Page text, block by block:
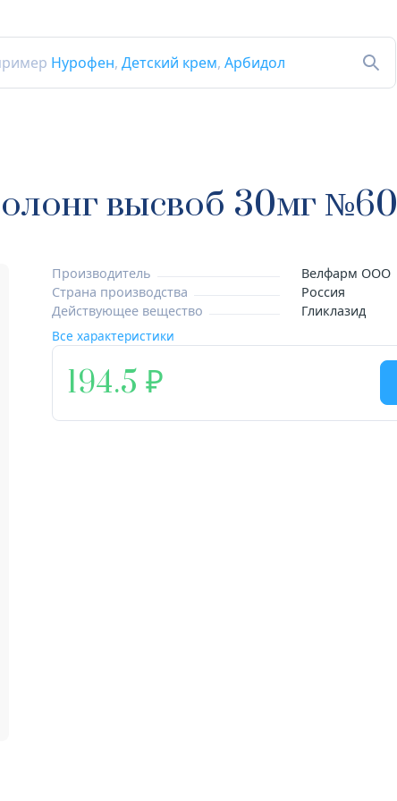
Нурофен, Детский крем, Арбидол
высвоб 30мг №60
Производитель
Велфарм ООО
Страна производства
Россия
Действующее вещество
Гликлазид
Все характеристики
194.5